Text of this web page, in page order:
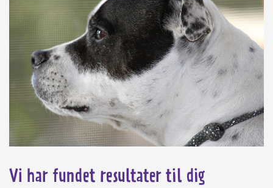
Vi har fundet resultater til dig